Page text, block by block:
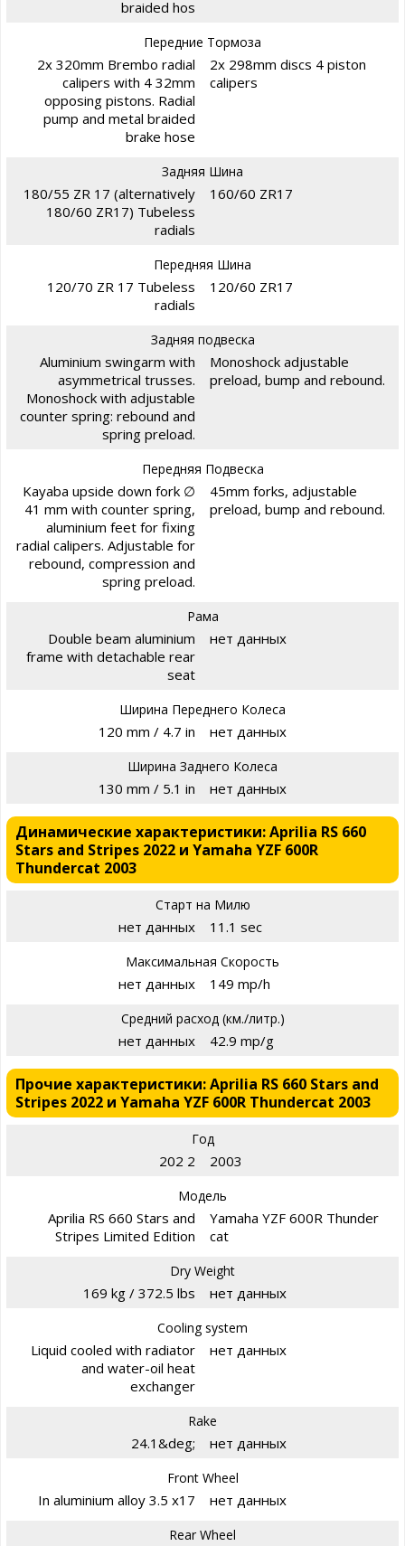
braided hos
Передние Тормоза
2x 320mm Brembo radial
calipers with 4 32mm
opposing pistons. Radial
pump and metal braided
brake hose
2x 298mm discs 4 piston
calipers
Задняя Шина
180/55 ZR 17 (alternatively
180/60 ZR17) Tubeless
radials
160/60 ZR17
Передняя Шина
120/70 ZR 17 Tubeless
radials
120/60 ZR17
Задняя подвеска
Aluminium swingarm with
asymmetrical trusses.
Monoshock with adjustable
counter spring: rebound and
spring preload.
Monoshock adjustable
preload, bump and rebound.
Передняя Подвеска
Kayaba upside down fork ∅
41 mm with counter spring,
aluminium feet for fixing
radial calipers. Adjustable for
rebound, compression and
spring preload.
45mm forks, adjustable
preload, bump and rebound.
Рама
Double beam aluminium
frame with detachable rear
seat
нет данных
Ширина Переднего Колеса
120 mm / 4.7 in нет данных
Ширина Заднего Колеса
130 mm / 5.1 in нет данных
Динамические характеристики: Aprilia RS 660
Stars and Stripes 2022 и Yamaha YZF 600R
Thundercat 2003
Старт на Милю
нет данных 11.1 sec
Максимальная Скорость
нет данных 149 mp/h
Средний расход (км./литр.)
нет данных 42.9 mp/g
Прочие характеристики: Aprilia RS 660 Stars and
Stripes 2022 и Yamaha YZF 600R Thundercat 2003
Год
202 2 2003
Модель
Aprilia RS 660 Stars and
Stripes Limited Edition
Yamaha YZF 600R Thunder
cat
Dry Weight
169 kg / 372.5 lbs нет данных
Cooling system
Liquid cooled with radiator
and water-oil heat
exchanger
нет данных
Rake
24.1&deg; нет данных
Front Wheel
In aluminium alloy 3.5 x17 нет данных
Rear Wheel